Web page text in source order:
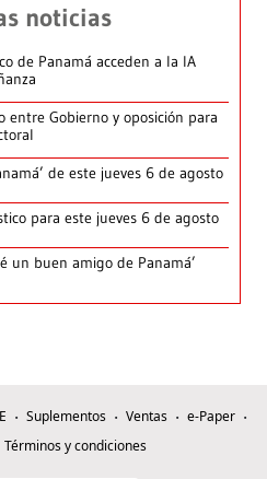
noticias
de Panamá acceden a la IA
entre Gobierno y oposición para
de este jueves 6 de agosto
para este jueves 6 de agosto
un buen amigo de Panamá’
Suplementos Ventas
e-Paper
Términos y condiciones